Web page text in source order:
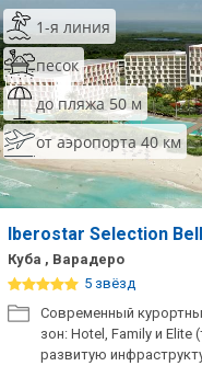
1-я линия
песок
до пляжа 50 м
от аэропорта 40 км
Iberostar Selection
Куба , Варадеро
5 звёзд
Современный
зон: Hotel, Family и
развитую